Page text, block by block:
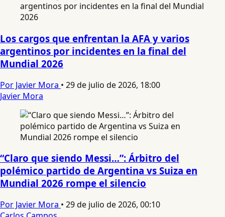
Los cargos que enfrentan la AFA y varios
argentinos por incidentes en la final del
Mundial 2026
Por Javier Mora • 29 de julio de 2026, 18:00
Javier Mora
“Claro que siendo Messi…”: Árbitro del
polémico partido de Argentina vs Suiza en
Mundial 2026 rompe el silencio
Por Javier Mora • 29 de julio de 2026, 00:10